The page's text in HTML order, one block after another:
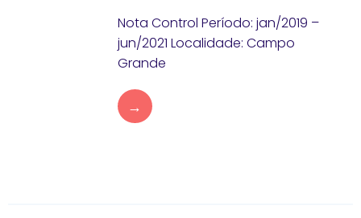
Nota Control Período: jan/2019 –
jun/2021 Localidade: Campo
Grande
→